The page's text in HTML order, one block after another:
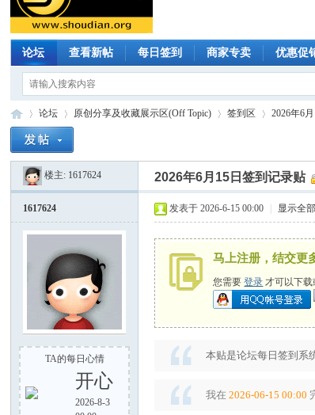
论坛 查看新帖 每日签到 商家专卖 优惠促
»
论坛
›
原创分享及收藏展示区(Off Topic)
›
签到区
›
2026年6
楼主: 1617624 2026年6月15日签到记录贴
1617624
TA的每日心情
开心
2026-8-3
发表于 2026-6-15 00:00 显示全
马上注册，结交更
您需要登录 才可以下
本贴是论坛每日签到系
我在 2026-06-15 00:00